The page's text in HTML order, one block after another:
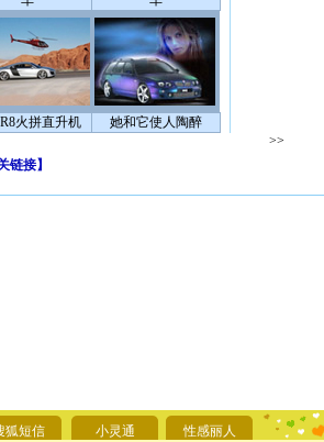
火拼直升机 她和它使人陶醉
>>
链接】
狐短信 小灵通 性感丽人
要平安！
[圣诞节]